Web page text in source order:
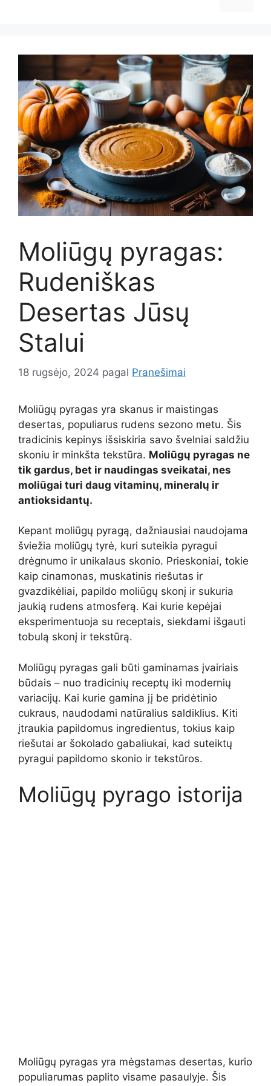
Moliūgų pyragas:
Rudeniškas
Desertas Jūsų
Stalui
18 rugsėjo, 2024 pagal Pranešimai
Moliūgų pyragas yra skanus ir maistingas
desertas, populiarus rudens sezono metu. Šis
tradicinis kepinys išsiskiria savo švelniai saldžiu
skoniu ir minkšta tekstūra. Moliūgų pyragas ne
tik gardus, bet ir naudingas sveikatai, nes
moliūgai turi daug vitaminų, mineralų ir
antioksidantų.
Kepant moliūgų pyragą, dažniausiai naudojama
šviežia moliūgų tyrė, kuri suteikia pyragui
drėgnumo ir unikalaus skonio. Prieskoniai, tokie
kaip cinamonas, muskatinis riešutas ir
gvazdikėliai, papildo moliūgų skonį ir sukuria
jaukią rudens atmosferą. Kai kurie kepėjai
eksperimentuoja su receptais, siekdami išgauti
tobulą skonį ir tekstūrą.
Moliūgų pyragas gali būti gaminamas įvairiais
būdais – nuo tradicinių receptų iki modernių
variacijų. Kai kurie gamina jį be pridėtinio
cukraus, naudodami natūralius saldiklius. Kiti
įtraukia papildomus ingredientus, tokius kaip
riešutai ar šokolado gabaliukai, kad suteiktų
pyragui papildomo skonio ir tekstūros.
Moliūgų pyrago istorija
Moliūgų pyragas yra mėgstamas desertas, kurio
populiarumas paplito visame pasaulyje. Šis